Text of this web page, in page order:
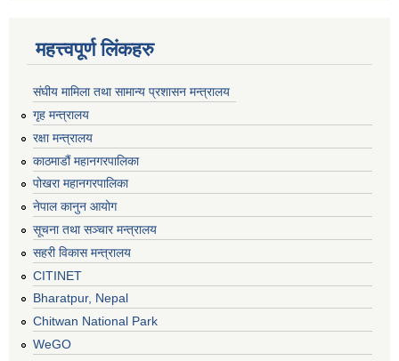
महत्त्वपूर्ण लिंकहरु
संघीय मामिला तथा सामान्य प्रशासन मन्त्रालय
गृह मन्त्रालय
रक्षा मन्त्रालय
काठमाडौं महानगरपालिका
पोखरा महानगरपालिका
नेपाल कानुन आयोग
सूचना तथा सञ्चार मन्त्रालय
सहरी विकास मन्त्रालय
CITINET
Bharatpur, Nepal
Chitwan National Park
WeGO